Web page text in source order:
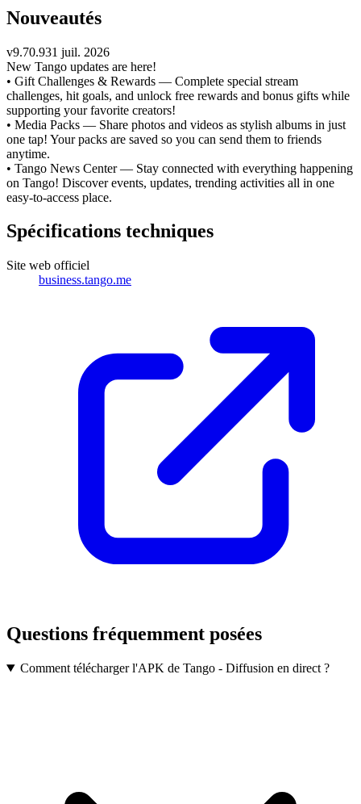
Nouveautés
v9.70.931 juil. 2026
New Tango updates are here!
• Gift Challenges & Rewards — Complete special stream
challenges, hit goals, and unlock free rewards and bonus gifts while
supporting your favorite creators!
• Media Packs — Share photos and videos as stylish albums in just
one tap! Your packs are saved so you can send them to friends
anytime.
• Tango News Center — Stay connected with everything happening
on Tango! Discover events, updates, trending activities all in one
easy-to-access place.
Spécifications techniques
Site web officiel
business.tango.me
Questions fréquemment posées
Comment télécharger l'APK de Tango - Diffusion en direct ?